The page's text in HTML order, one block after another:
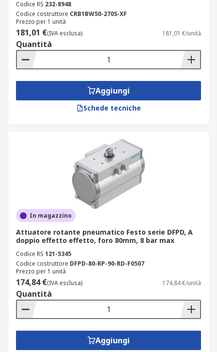
Codice RS 232-8948
Codice costruttore CRB1BW50-270S-XF
Prezzo per 1 unità
181,01 €(IVA esclusa) 181,01 €/unità
Quantità
Aggiungi
Schede tecniche
In magazzino
Attuatore rotante pneumatico Festo serie DFPD, A
doppio effetto effetto, foro 80mm, 8 bar max
Codice RS 121-5345
Codice costruttore DFPD-80-RP-90-RD-F0507
Prezzo per 1 unità
174,84 €(IVA esclusa) 174,84 €/unità
Quantità
Aggiungi